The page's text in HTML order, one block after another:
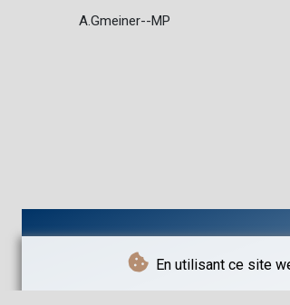
En utilisant ce site
A.Gmeiner--MP